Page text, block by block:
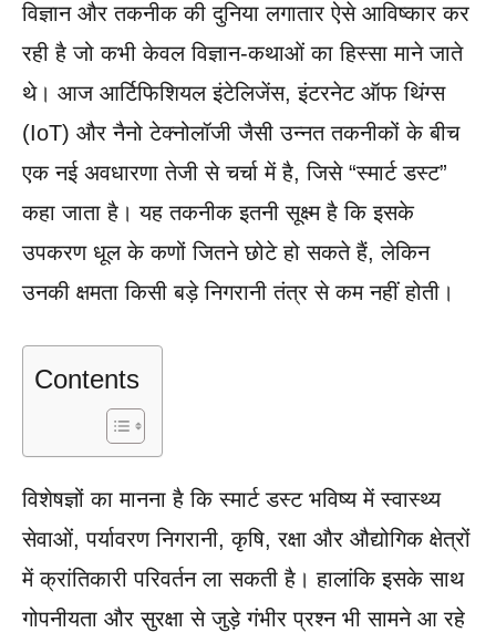
विज्ञान और तकनीक की दुनिया लगातार ऐसे आविष्कार कर
रही है जो कभी केवल विज्ञान-कथाओं का हिस्सा माने जाते
थे। आज आर्टिफिशियल इंटेलिजेंस, इंटरनेट ऑफ थिंग्स
(IoT) और नैनो टेक्नोलॉजी जैसी उन्नत तकनीकों के बीच
एक नई अवधारणा तेजी से चर्चा में है, जिसे “स्मार्ट डस्ट”
कहा जाता है। यह तकनीक इतनी सूक्ष्म है कि इसके
उपकरण धूल के कणों जितने छोटे हो सकते हैं, लेकिन
उनकी क्षमता किसी बड़े निगरानी तंत्र से कम नहीं होती।
Contents
विशेषज्ञों का मानना है कि स्मार्ट डस्ट भविष्य में स्वास्थ्य
सेवाओं, पर्यावरण निगरानी, कृषि, रक्षा और औद्योगिक क्षेत्रों
में क्रांतिकारी परिवर्तन ला सकती है। हालांकि इसके साथ
गोपनीयता और सुरक्षा से जुड़े गंभीर प्रश्न भी सामने आ रहे